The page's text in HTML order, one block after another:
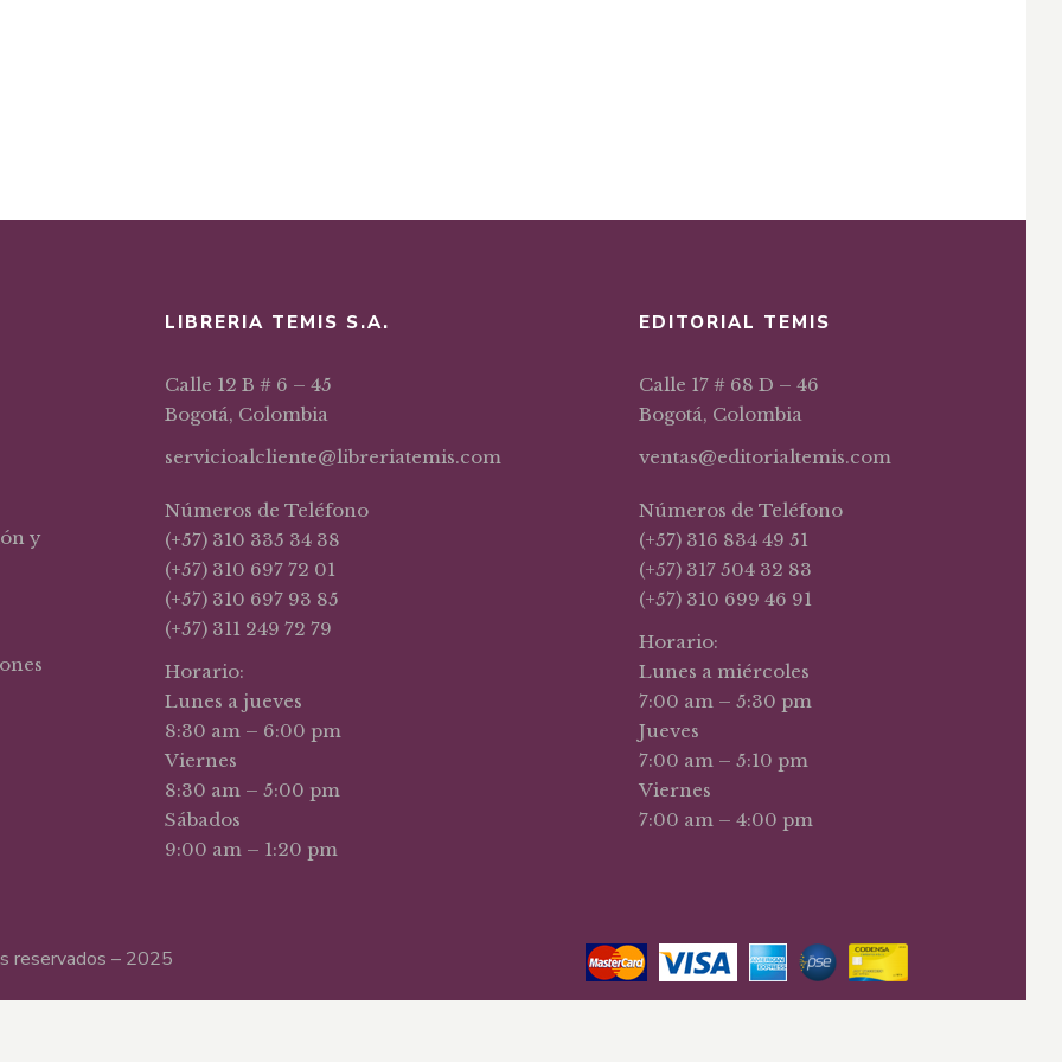
y
LIBRERIA TEMIS S.A.
Calle 12 B # 6 – 45
Bogotá, Colombia
servicioalcliente@libreriatemis.com
Números de Teléfono
(+57) 310 335 34 38
(+57) 310 697 72 01
(+57) 310 697 93 85
(+57) 311 249 72 79
Horario:
Lunes a jueves
8:30 am – 6:00 pm
Viernes
8:30 am – 5:00 pm
Sábados
9:00 am – 1:20 pm
EDITORIAL TEMIS
Calle 17 # 68 D – 46
Bogotá, Colombia
ventas@editorialtemis.com
Números de Teléfono
(+57) 316 834 49 51
(+57) 317 504 32 83
(+57) 310 699 46 91
Horario:
Lunes a miércoles
7:00 am – 5:30 pm
Jueves
7:00 am – 5:10 pm
Viernes
7:00 am – 4:00 pm
reservados – 2025